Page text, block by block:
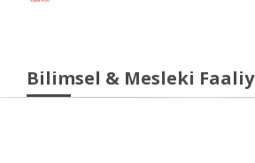
Bilimsel & Mesleki